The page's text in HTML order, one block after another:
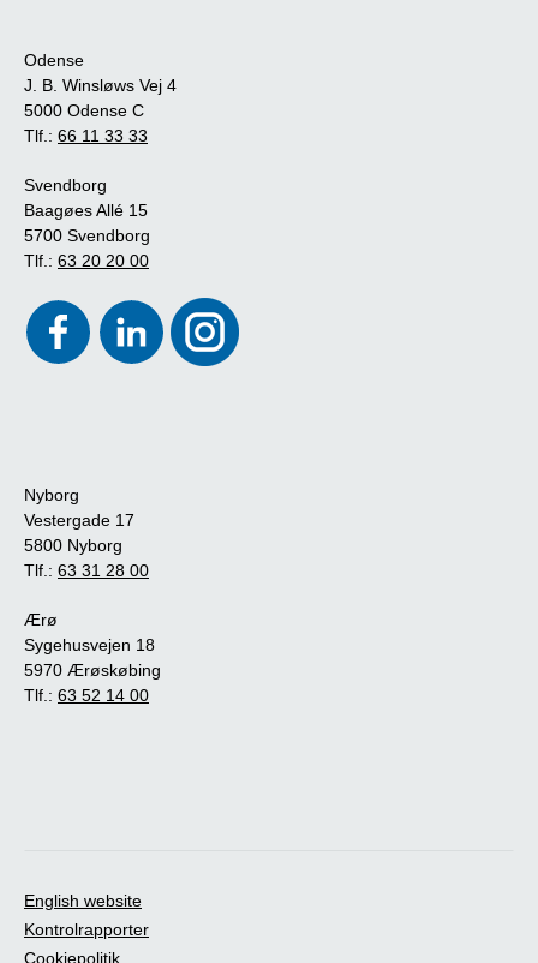
Odense
J. B. Winsløws Vej 4
5000 Odense C
Tlf.: 66 11 33 33
Svendborg
Baagøes Allé 15
5700 Svendborg
Tlf.: 63 20 20 00
Nyborg
Vestergade 17
5800 Nyborg
Tlf.: 63 31 28 00
Ærø
Sygehusvejen 18
5970 Ærøskøbing
Tlf.: 63 52 14 00
English website
Kontrolrapporter
Cookiepolitik